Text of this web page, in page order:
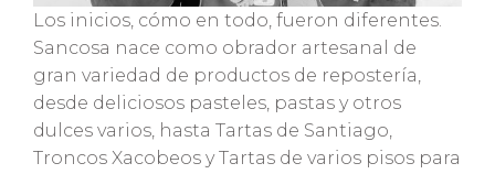
Los inicios, cómo en todo, fueron diferentes.
Sancosa nace como obrador artesanal de
gran variedad de productos de repostería,
desde deliciosos pasteles, pastas y otros
dulces varios, hasta Tartas de Santiago,
Troncos Xacobeos y Tartas de varios pisos para